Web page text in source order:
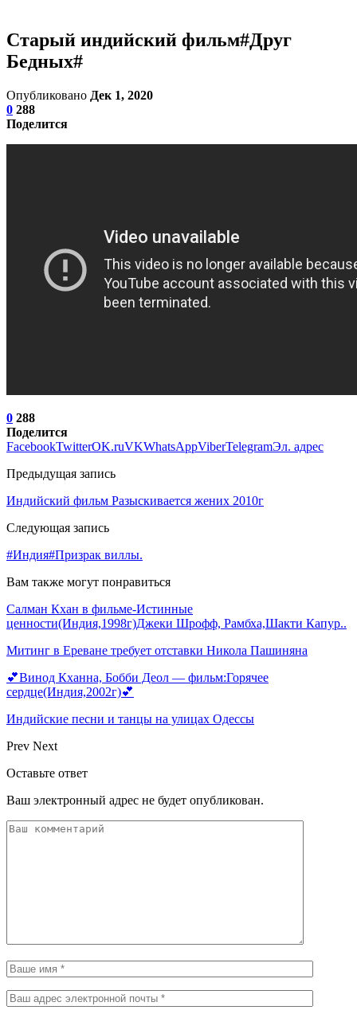
Старый индийский фильм#Друг
Бедных#
Опубликовано Дек 1, 2020
0 288
Поделится
0 288
Поделится
FacebookTwitterOK.ruVKWhatsAppViberTelegramЭл. адрес
Предыдущая запись
Индийский фильм Разыскивается жених 2010г
Следующая запись
#Индия#Призрак виллы.
Вам также могут понравиться
Салман Кхан в фильме-Истинные
ценности(Индия,1998г)Джеки Шрофф, Рамбха,Шакти Капур..
Митинг в Ереване требует отставки Никола Пашиняна
💕Винод Кханна, Бобби Деол — фильм:Горячее
сердце(Индия,2002г)💕
Индийские песни и танцы на улицах Одессы
Prev Next
Оставьте ответ
Ваш электронный адрес не будет опубликован.